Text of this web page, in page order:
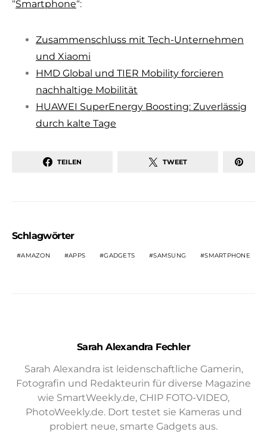
“Smartphone“:
Zusammenschluss mit Tech-Unternehmen
und Xiaomi
HMD Global und TIER Mobility forcieren
nachhaltige Mobilität
HUAWEI SuperEnergy Boosting: Zuverlässig
durch kalte Tage
TEILEN TWEET
Schlagwörter
AMAZON APPS GADGETS SAMSUNG SMARTPHONE
Sarah Alexandra Fechler
Sarah Alexandra ist leidenschaftliche Gamerin,
Fotografin und Redakteurin für diverse Magazine
wie SmartWeekly.de, CHIP FOTO-VIDEO,
PhotoWeekly.de. Dort testet sie Kameras und
probiert neue, smarte Gadgets aus.